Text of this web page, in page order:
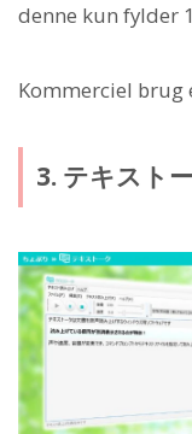
denne kun fylder
Kommerciel brug
3. テキスト